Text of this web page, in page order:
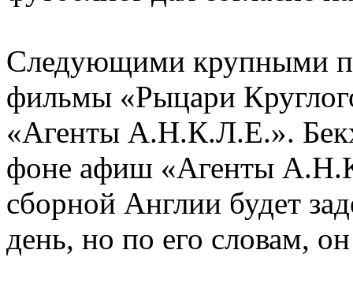
Следующими крупными
фильмы «Рыцари
«Агенты А.Н.К.Л.Е.».
фоне афиш «Агенты
сборной Англии будет
день, но по его словам,